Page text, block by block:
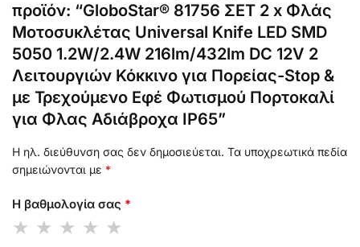
προϊόν: “GloboStar® 81756 ΣΕΤ 2 x Φλάς
Μοτοσυκλέτας Universal Knife LED SMD
5050 1.2W/2.4W 216lm/432lm DC 12V 2
Λειτουργιών Κόκκινο για Πορείας-Stop &
με Τρεχούμενο Εφέ Φωτισμού Πορτοκαλί
για Φλας Αδιάβροχα IP65”
Η ηλ. διεύθυνση σας δεν δημοσιεύεται. Τα υποχρεωτικά πεδία
σημειώνονται με *
Η βαθμολογία σας *